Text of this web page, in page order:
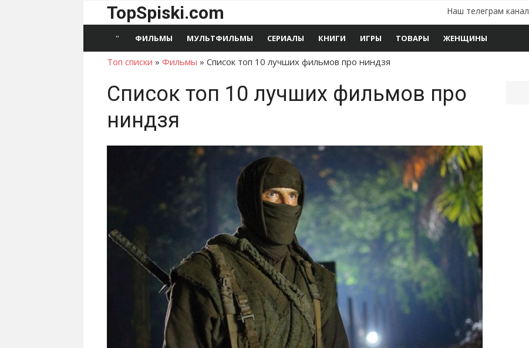
TopSpiski.com Наш телеграм канал
ФИЛЬМЫ МУЛЬТФИЛЬМЫ СЕРИАЛЫ КНИГИ ИГРЫ ТОВАРЫ ЖЕНЩИНЫ
Топ списки » Фильмы » Список топ 10 лучших фильмов про ниндзя
Список топ 10 лучших фильмов про
ниндзя